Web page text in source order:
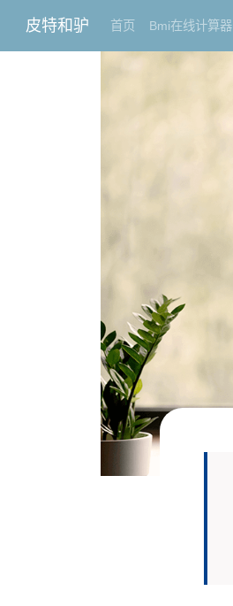
皮特和驴 首页 Bmi在线计算器